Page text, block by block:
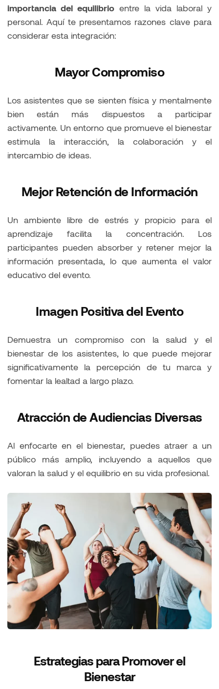
importancia del equilibrio entre la vida laboral y
personal. Aquí te presentamos razones clave para
considerar esta integración:
Mayor Compromiso
Los asistentes que se sienten física y mentalmente
bien están más dispuestos a participar
activamente. Un entorno que promueve el bienestar
estimula la interacción, la colaboración y el
intercambio de ideas.
Mejor Retención de Información
Un ambiente libre de estrés y propicio para el
aprendizaje facilita la concentración. Los
participantes pueden absorber y retener mejor la
información presentada, lo que aumenta el valor
educativo del evento.
Imagen Positiva del Evento
Demuestra un compromiso con la salud y el
bienestar de los asistentes, lo que puede mejorar
significativamente la percepción de tu marca y
fomentar la lealtad a largo plazo.
Atracción de Audiencias Diversas
Al enfocarte en el bienestar, puedes atraer a un
público más amplio, incluyendo a aquellos que
valoran la salud y el equilibrio en su vida profesional.
Estrategias para Promover el
Bienestar